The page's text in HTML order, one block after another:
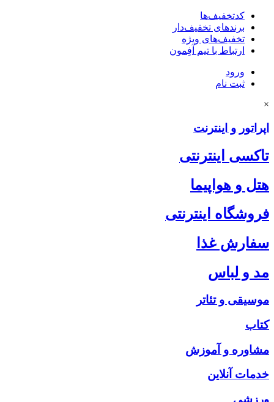
کدتخفیف‌ها
برندهای تخفیف‌دار
تخفیف‌های ویژه
ارتباط با تیم آفِمون
ورود
ثبت نام
×
اپراتور و اینترنت
تاکسی اینترنتی
هتل و هواپیما
فروشگاه اینترنتی
سفارش غذا
مد و لباس
موسیقی و تئاتر
کتاب
مشاوره و آموزش
خدمات آنلاین
ورزشی